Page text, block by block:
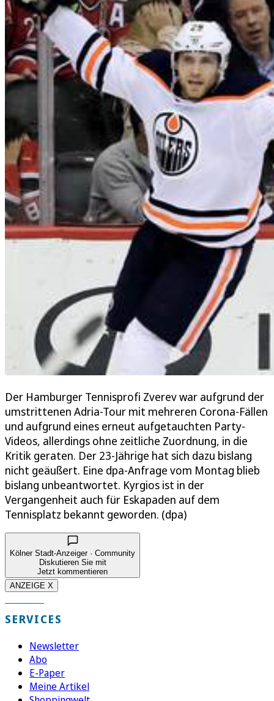
Der Hamburger Tennisprofi Zverev war aufgrund der
umstrittenen Adria-Tour mit mehreren Corona-Fällen
und aufgrund eines erneut aufgetauchten Party-
Videos, allerdings ohne zeitliche Zuordnung, in die
Kritik geraten. Der 23-Jährige hat sich dazu bislang
nicht geäußert. Eine dpa-Anfrage vom Montag blieb
bislang unbeantwortet. Kyrgios ist in der
Vergangenheit auch für Eskapaden auf dem
Tennisplatz bekannt geworden. (dpa)
Kölner Stadt-Anzeiger · Community
Diskutieren Sie mit
Jetzt kommentieren
ANZEIGE X
SERVICES
Newsletter
Abo
E-Paper
Meine Artikel